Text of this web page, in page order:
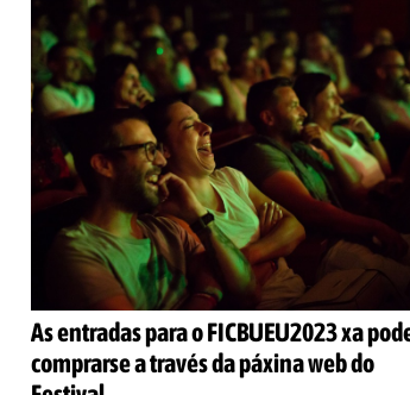
para cineastas en Ons.
As entradas para o FICBUEU2023 xa
comprarse a través da páxina web do